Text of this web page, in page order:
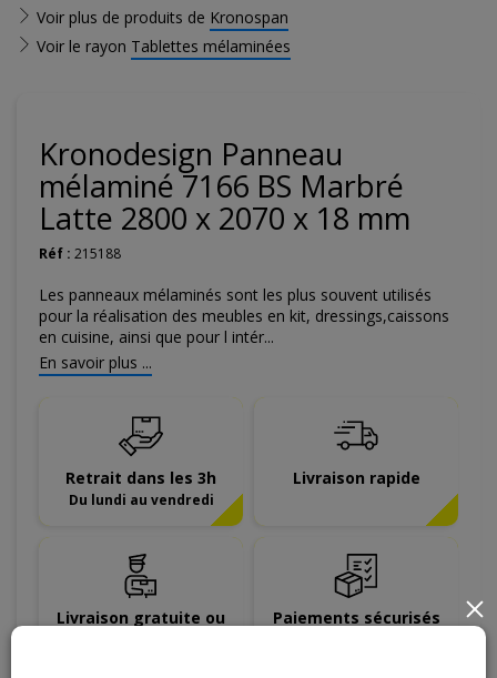
Voir plus de produits de Kronospan
Voir le rayon Tablettes mélaminées
Kronodesign Panneau
mélaminé 7166 BS Marbré
Latte 2800 x 2070 x 18 mm
Réf : 215188
Les panneaux mélaminés sont les plus souvent utilisés
pour la réalisation des meubles en kit, dressings,caissons
en cuisine, ainsi que pour l intér...
En savoir plus ...
Retrait dans les 3h
Du lundi au vendredi
Livraison rapide
Livraison gratuite ou
Paiements sécurisés ×